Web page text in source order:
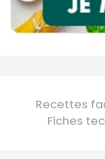
Recettes
Fiches